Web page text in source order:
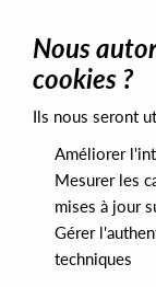
Nous
cookies ?
Ils nous seront
Améliorer
Mesurer les
mises à jour
Gérer
techniques